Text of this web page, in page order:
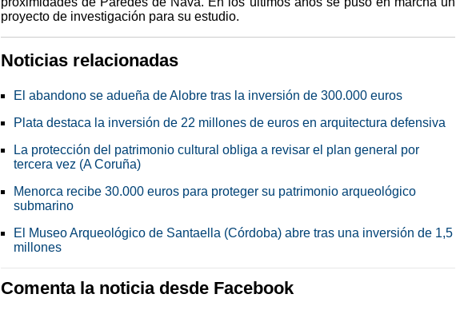
proyecto de investigación para su estudio.
Noticias relacionadas
El abandono se adueña de Alobre tras la inversión de 300.000 euros
Plata destaca la inversión de 22 millones de euros en arquitectura defensiva
La protección del patrimonio cultural obliga a revisar el plan general por
tercera vez (A Coruña)
Menorca recibe 30.000 euros para proteger su patrimonio arqueológico
submarino
El Museo Arqueológico de Santaella (Córdoba) abre tras una inversión de 1,5
millones
Comenta la noticia desde Facebook